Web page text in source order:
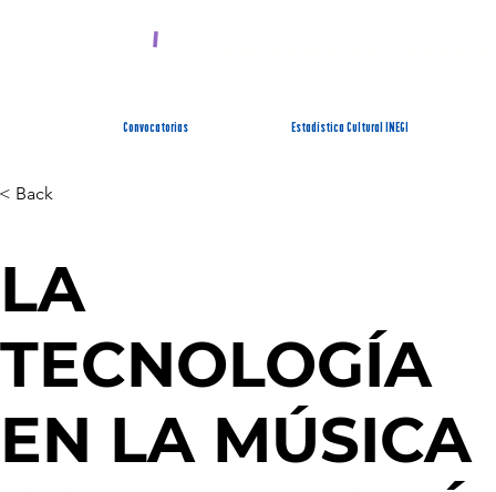
Convocatorias Estadística Cultural INEGI
< Back
LA
TECNOLOGÍA
EN LA MÚSICA